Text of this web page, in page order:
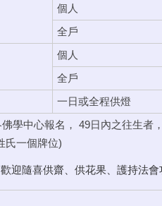
個人
全戶
個人
全戶
一日或全程供燈
學中心報名， 49日內之往生者
氏一個牌位)
歡迎隨喜供齋、供花果、護持法